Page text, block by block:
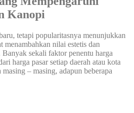
Kanopi
tetapi popularitasnya menunjukkan
menambahkan nilai estetis dan
sekali faktor penentu harga
harga pasar setiap daerah atau kota
– masing, adapun beberapa